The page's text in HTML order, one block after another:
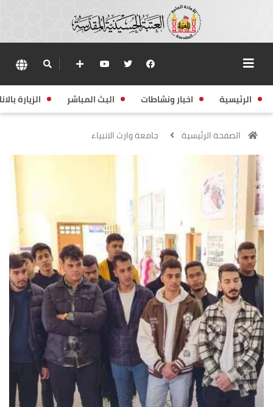
الرئيسية اخبار ونشاطات البث المباشر الزيارة
الصفحة الرئيسية جامعة وارث الانبياء